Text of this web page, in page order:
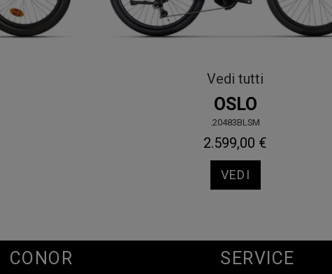
Vedi tutti
OSLO
.20483BLSM
2.599,00 €
VEDI
CONOR SERVICE